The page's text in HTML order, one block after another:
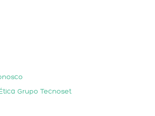
Grupo Tecnoset